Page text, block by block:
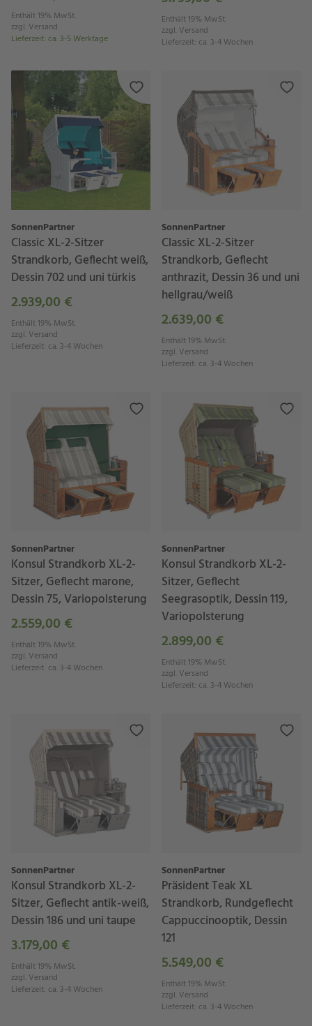
Enthält 19% MwSt.
zzgl. Versand
Lieferzeit: ca. 3-5 Werktage
Enthält 19% MwSt.
zzgl. Versand
Lieferzeit: ca. 3-4 Wochen
SonnenPartner
Classic XL-2-Sitzer
Strandkorb, Geflecht weiß,
Dessin 702 und uni türkis
2.939,00 €
Enthält 19% MwSt.
zzgl. Versand
Lieferzeit: ca. 3-4 Wochen
SonnenPartner
Classic XL-2-Sitzer
Strandkorb, Geflecht
anthrazit, Dessin 36 und uni
hellgrau/weiß
2.639,00 €
Enthält 19% MwSt.
zzgl. Versand
Lieferzeit: ca. 3-4 Wochen
SonnenPartner
Konsul Strandkorb XL-2-
Sitzer, Geflecht marone,
Dessin 75, Variopolsterung
2.559,00 €
Enthält 19% MwSt.
zzgl. Versand
Lieferzeit: ca. 3-4 Wochen
SonnenPartner
Konsul Strandkorb XL-2-
Sitzer, Geflecht
Seegrasoptik, Dessin 119,
Variopolsterung
2.899,00 €
Enthält 19% MwSt.
zzgl. Versand
Lieferzeit: ca. 3-4 Wochen
SonnenPartner
Konsul Strandkorb XL-2-
Sitzer, Geflecht antik-weiß,
Dessin 186 und uni taupe
3.179,00 €
Enthält 19% MwSt.
zzgl. Versand
Lieferzeit: ca. 3-4 Wochen
SonnenPartner
Präsident Teak XL
Strandkorb, Rundgeflecht
Cappuccinooptik, Dessin
121
5.549,00 €
Enthält 19% MwSt.
zzgl. Versand
Lieferzeit: ca. 3-4 Wochen